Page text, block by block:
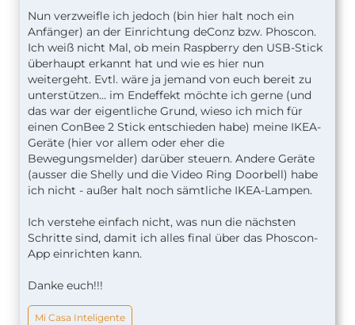
Nun verzweifle ich jedoch (bin hier halt noch ein
Anfänger) an der Einrichtung deConz bzw. Phoscon.
Ich weiß nicht Mal, ob mein Raspberry den USB-Stick
überhaupt erkannt hat und wie es hier nun
weitergeht. Evtl. wäre ja jemand von euch bereit zu
unterstützen... im Endeffekt möchte ich gerne (und
das war der eigentliche Grund, wieso ich mich für
einen ConBee 2 Stick entschieden habe) meine IKEA-
Geräte (hier vor allem oder eher die
Bewegungsmelder) darüber steuern. Andere Geräte
(ausser die Shelly und die Video Ring Doorbell) habe
ich nicht - außer halt noch sämtliche IKEA-Lampen.
Ich verstehe einfach nicht, was nun die nächsten
Schritte sind, damit ich alles final über das Phoscon-
App einrichten kann.
Danke euch!!!
Mi Casa Inteligente